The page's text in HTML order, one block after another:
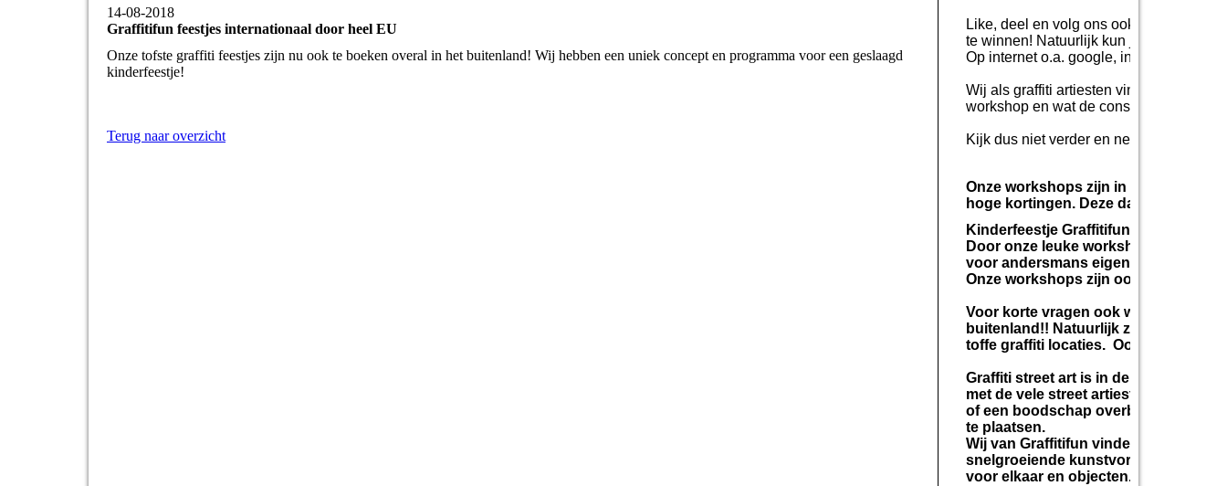
14-08-2018
Graffitifun feestjes internationaal door heel EU
Onze tofste graffiti feestjes zijn nu ook te boeken overal in het buitenland! Wij hebben een uniek concept en programma voor een geslaagd
kinderfeestje!
Terug naar overzicht
Like, deel en volg ons ook op social
te winnen! Natuurlijk kun je ons ook
Op internet o.a. google, instagram,
Wij als graffiti artiesten vinden dat je
workshop en wat de consequenties
Kijk dus niet verder en neem snel
Onze workshops zijn in overleg en
hoge kortingen. Deze data zijn op
Kinderfeestje Graffitifun in
Door onze leuke workshops leren
voor andersmans eigendom en zal
Onze workshops zijn ook erg
Voor korte vragen ook whatsapp
buitenland!! Natuurlijk zijn op onze
toffe graffiti locaties. Ook hebben wij
Graffiti street art is in de loop van de
met de vele street artiesten en de
of een boodschap overbrengen.
te plaatsen.
Wij van Graffitifun vinden dat dit mag
snelgroeiende kunstvorm is namelijk
voor elkaar en objecten.